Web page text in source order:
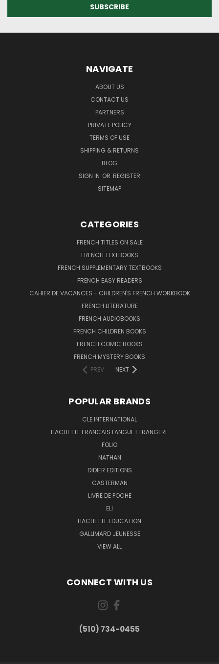
NAVIGATE
ABOUT US
CONTACT US
PARTNERS
PRIVATE POLICY
TERMS OF USE
SHIPPING & RETURNS
BLOG
SIGN IN OR REGISTER
SITEMAP
CATEGORIES
FRENCH TITLES ON SALE
FRENCH TEXTBOOKS
FRENCH SUPPLEMENTARY TEXTBOOKS
FRENCH EASY READERS
CAHIER DE VACANCES - CHILDREN'S FRENCH WORKBOOK
FRENCH LITERATURE
FRENCH AUDIOBOOKS
FRENCH CHILDREN BOOKS
FRENCH COMIC BOOKS
FRENCH MYSTERY BOOKS
PREV
NEXT
POPULAR BRANDS
CLE INTERNATIONAL
HACHETTE FRANCAIS LANGUE ETRANGERE
FOLIO
NATHAN
DIDIER EDITIONS
CASTERMAN
LIVRE DE POCHE
ELI
HACHETTE EDUCATION
GALLIMARD JEUNESSE
VIEW ALL
CONNECT WITH US
(510) 734-0455